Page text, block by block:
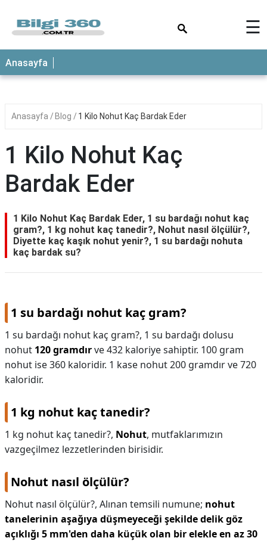
ANASAYFA
☰
Anasayfa
Anasayfa Blog 1 Kilo Nohut Kaç Bardak Eder
1 Kilo Nohut Kaç
Bardak Eder
1 Kilo Nohut Kaç Bardak Eder, 1 su bardağı nohut kaç
gram?, 1 kg nohut kaç tanedir?, Nohut nasıl ölçülür?,
Diyette kaç kaşık nohut yenir?, 1 su bardağı nohuta
kaç bardak su?
1 su bardağı nohut kaç gram?
1 su bardağı nohut kaç gram?, 1 su bardağı dolusu
nohut 120 gramdırve 432 kaloriye sahiptir. 100 gram
nohut ise 360 kaloridir. 1 kase nohut 200 gramdır ve 720
kaloridir.
1 kg nohut kaç tanedir?
1 kg nohut kaç tanedir?, Nohut, mutfaklarımızın
vazgeçilmez lezzetlerinden birisidir.
Nohut nasıl ölçülür?
Nohut nasıl ölçülür?, Alınan temsili numune; nohut
tanelerinin aşağıya düşmeyeceği şekilde delik göz
açıklığı 5 mm'den daha küçük olan bir elekle en az 30